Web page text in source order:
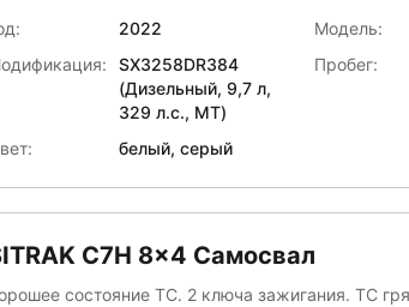
Задний отбойник - отсутствует Обтекатели кабины слева и
- отсутствуют Бампер передний - разбит Боковой отбойник -
Накабинный солнцезащитный
зеркало отсутствует Требуется химчистка салона заглушка
заднего вида (2 шт ) - отсутствуют
2022 Модель:
SX3258DR384
(Дизельный, 9,7 л,
329 л.с., МТ)
Пробег:
белый, серый
C7H 8x4 Самосвал
состояние ТС. 2 ключа зажигания. ТС